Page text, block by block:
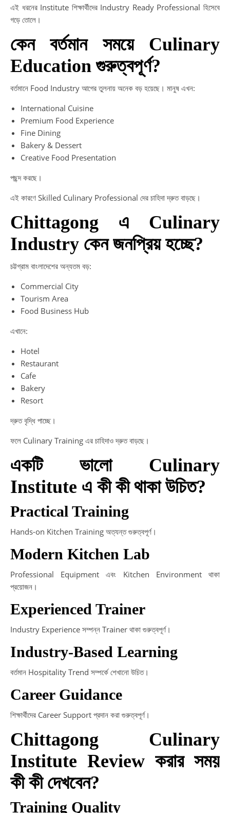
এই ধরনের Institute শিক্ষার্থীদের Industry Ready Professional হিসেবে
গড়ে তোলে।
কেন বর্তমান সময়ে Culinary
Education গুরুত্বপূর্ণ?
বর্তমানে Food Industry আগের তুলনায় অনেক বড় হয়েছে। মানুষ এখন:
International Cuisine
Premium Food Experience
Fine Dining
Bakery & Dessert
Creative Food Presentation
পছন্দ করছে।
এই কারণে Skilled Culinary Professional দের চাহিদা দ্রুত বাড়ছে।
Chittagong এ Culinary
Industry কেন জনপ্রিয় হচ্ছে?
চট্টগ্রাম বাংলাদেশের অন্যতম বড়:
Commercial City
Tourism Area
Food Business Hub
এখানে:
Hotel
Restaurant
Cafe
Bakery
Resort
দ্রুত বৃদ্ধি পাচ্ছে।
ফলে Culinary Training এর চাহিদাও দ্রুত বাড়ছে।
একটি ভালো Culinary
Institute এ কী কী থাকা উচিত?
Practical Training
Hands-on Kitchen Training অত্যন্ত গুরুত্বপূর্ণ।
Modern Kitchen Lab
Professional Equipment এবং Kitchen Environment থাকা
প্রয়োজন।
Experienced Trainer
Industry Experience সম্পন্ন Trainer থাকা গুরুত্বপূর্ণ।
Industry-Based Learning
বর্তমান Hospitality Trend সম্পর্কে শেখানো উচিত।
Career Guidance
শিক্ষার্থীদের Career Support প্রদান করা গুরুত্বপূর্ণ।
Chittagong Culinary
Institute Review করার সময়
কী কী দেখবেন?
Training Quality